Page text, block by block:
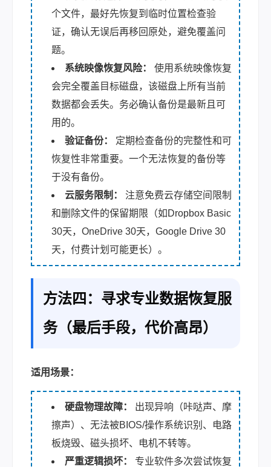
个文件，最好先恢复到临时位置检查验
证，确认无误后再移回原处，避免覆盖问
题。
系统映像恢复风险：
使用系统映像恢复
会完全覆盖目标磁盘，该磁盘上所有当前
数据都会丢失。务必确认备份是最新且可
用的。
验证备份：
定期检查备份的完整性和可
恢复性非常重要。一个无法恢复的备份等
于没有备份。
云服务限制：
注意免费云存储空间限制
和删除文件的保留期限（如Dropbox Basic
30天，OneDrive 30天，Google Drive 30
天，付费计划可能更长）。
方法四：寻求专业数据恢复服
务（最后手段，代价高昂）
适用场景：
硬盘物理故障：
出现异响（咔哒声、摩
擦声）、无法被BIOS/操作系统识别、电路
板烧毁、磁头损坏、电机不转等。
严重逻辑损坏：
专业软件多次尝试恢复